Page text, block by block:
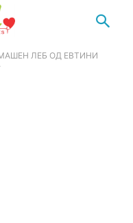
ЛЕБ ОД ЕВТИНИ